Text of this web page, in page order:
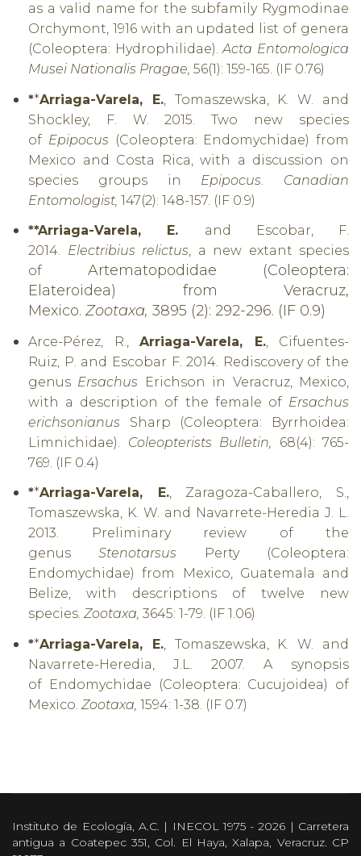
as a valid name for the subfamily Rygmodinae
Orchymont, 1916 with an updated list of genera
(Coleoptera: Hydrophilidae).Acta Entomologica
Musei Nationalis Pragae, 56(1): 159-165. (IF 0.76)
**Arriaga-Varela, E., Tomaszewska, K. W. and
Shockley, F. W. 2015. Two new species
of Epipocus (Coleoptera: Endomychidae) from
Mexico and Costa Rica, with a discussion on
species groups in Epipocus
Canadian
Entomologist, 147(2): 148-157. (IF 0.9)
**Arriaga-Varela, E. and Escobar, F.
2014. Electribius relictus, a new extant species
of Artematopodidae (Coleoptera:
Elateroidea) from Veracruz,
Mexico. Zootaxa, 3895 (2): 292-296. (IF 0.9)
Arce-Pérez, R., Arriaga-Varela, E., Cifuentes-
Ruiz, P. and Escobar F. 2014. Rediscovery of the
genus Ersachus
Erichson in Veracruz, Mexico,
with a description of the female of Ersachus
erichsonianus Sharp (Coleoptera: Byrrhoidea:
Limnichidae). Coleopterists Bulletin, 68(4): 765-
769. (IF 0.4)
**Arriaga-Varela, E., Zaragoza-Caballero, S.,
Tomaszewska, K. W. and Navarrete-Heredia J. L.
2013.
Preliminary review of the
genusStenotarsus
Perty (Coleoptera:
Endomychidae) from Mexico, Guatemala and
Belize, with descriptions of twelve new
species. Zootaxa, 3645: 1-79. (IF 1.06)
**Arriaga-Varela, E., Tomaszewska, K. W. and
Navarrete-Heredia, J.L. 2007. A synopsis
of Endomychidae (Coleoptera: Cucujoidea) of
Mexico. Zootaxa, 1594: 1-38. (IF 0.7)
Instituto de Ecología, A.C. | INECOL 1975 - 2026 | Carretera
antigua a Coatepec 351, Col. El Haya, Xalapa, Veracruz. CP